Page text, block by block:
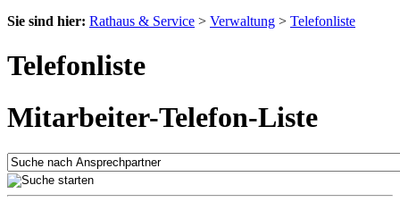
Sie sind hier: Rathaus & Service > Verwaltung > Telefonliste
Telefonliste
Mitarbeiter-Telefon-Liste